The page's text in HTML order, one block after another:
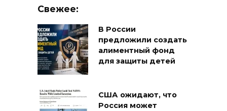
Свежее:
В России
предложили создать
алиментный фонд
для защиты детей
США ожидают, что
Россия может